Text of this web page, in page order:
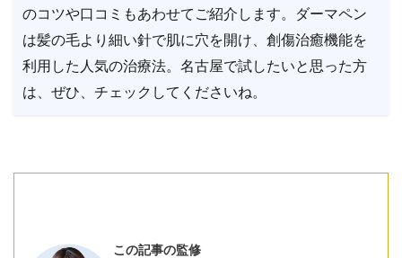
のコツや口コミもあわせてご紹介します。ダーマペン
は髪の毛より細い針で肌に穴を開け、創傷治癒機能を
利用した人気の治療法。名古屋で試したいと思った方
は、ぜひ、チェックしてくださいね。
この記事の監修